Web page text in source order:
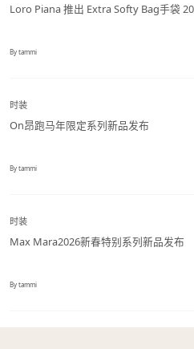
Loro Piana 推出 Extra Softy Bag手袋
By tammi
时装
On昂跑马年限定系列新品发布
By tammi
时装
Max Mara2026新春特别系列新品发布
By tammi